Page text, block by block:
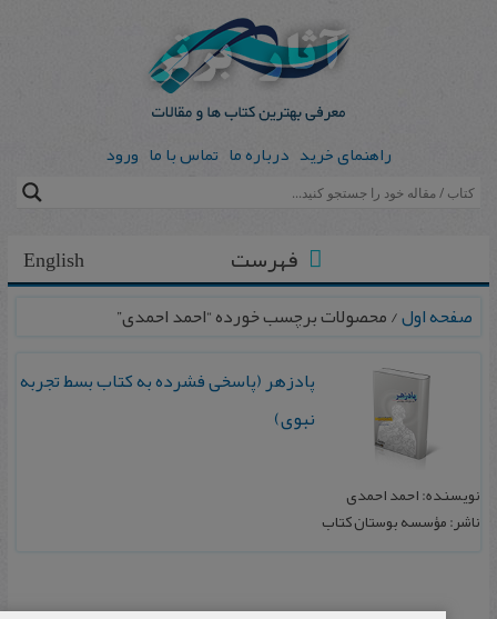
راهنمای خرید درباره ما تماس با ما ورود
English فهرست
صفحه اول/ محصولات برچسب خورده “احمد احمدی”
پادزهر (پاسخی فشرده به کتاب بسط تجربه
نبوی)
نویسنده: احمد احمدی
ناشر: مؤسسه بوستان کتاب